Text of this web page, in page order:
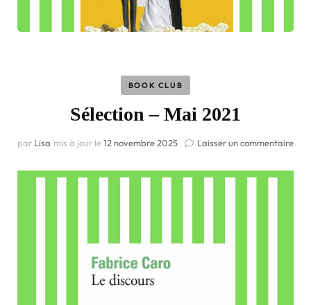
BOOK CLUB
Sélection – Mai 2021
par Lisa mis à jour le12 novembre 2025 Laisser un commentaire